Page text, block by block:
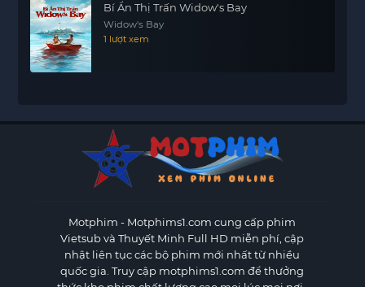
Bí Ẩn Thị Trấn Widow's Bay
Widow's Bay
1 lượt xem
Motphim - Motphims1.com cung cấp phim
Vietsub và Thuyết Minh Full HD miễn phí, cập
nhật liên tục các bộ phim mới nhất từ nhiều
quốc gia. Truy cập motphims1.com để thưởng